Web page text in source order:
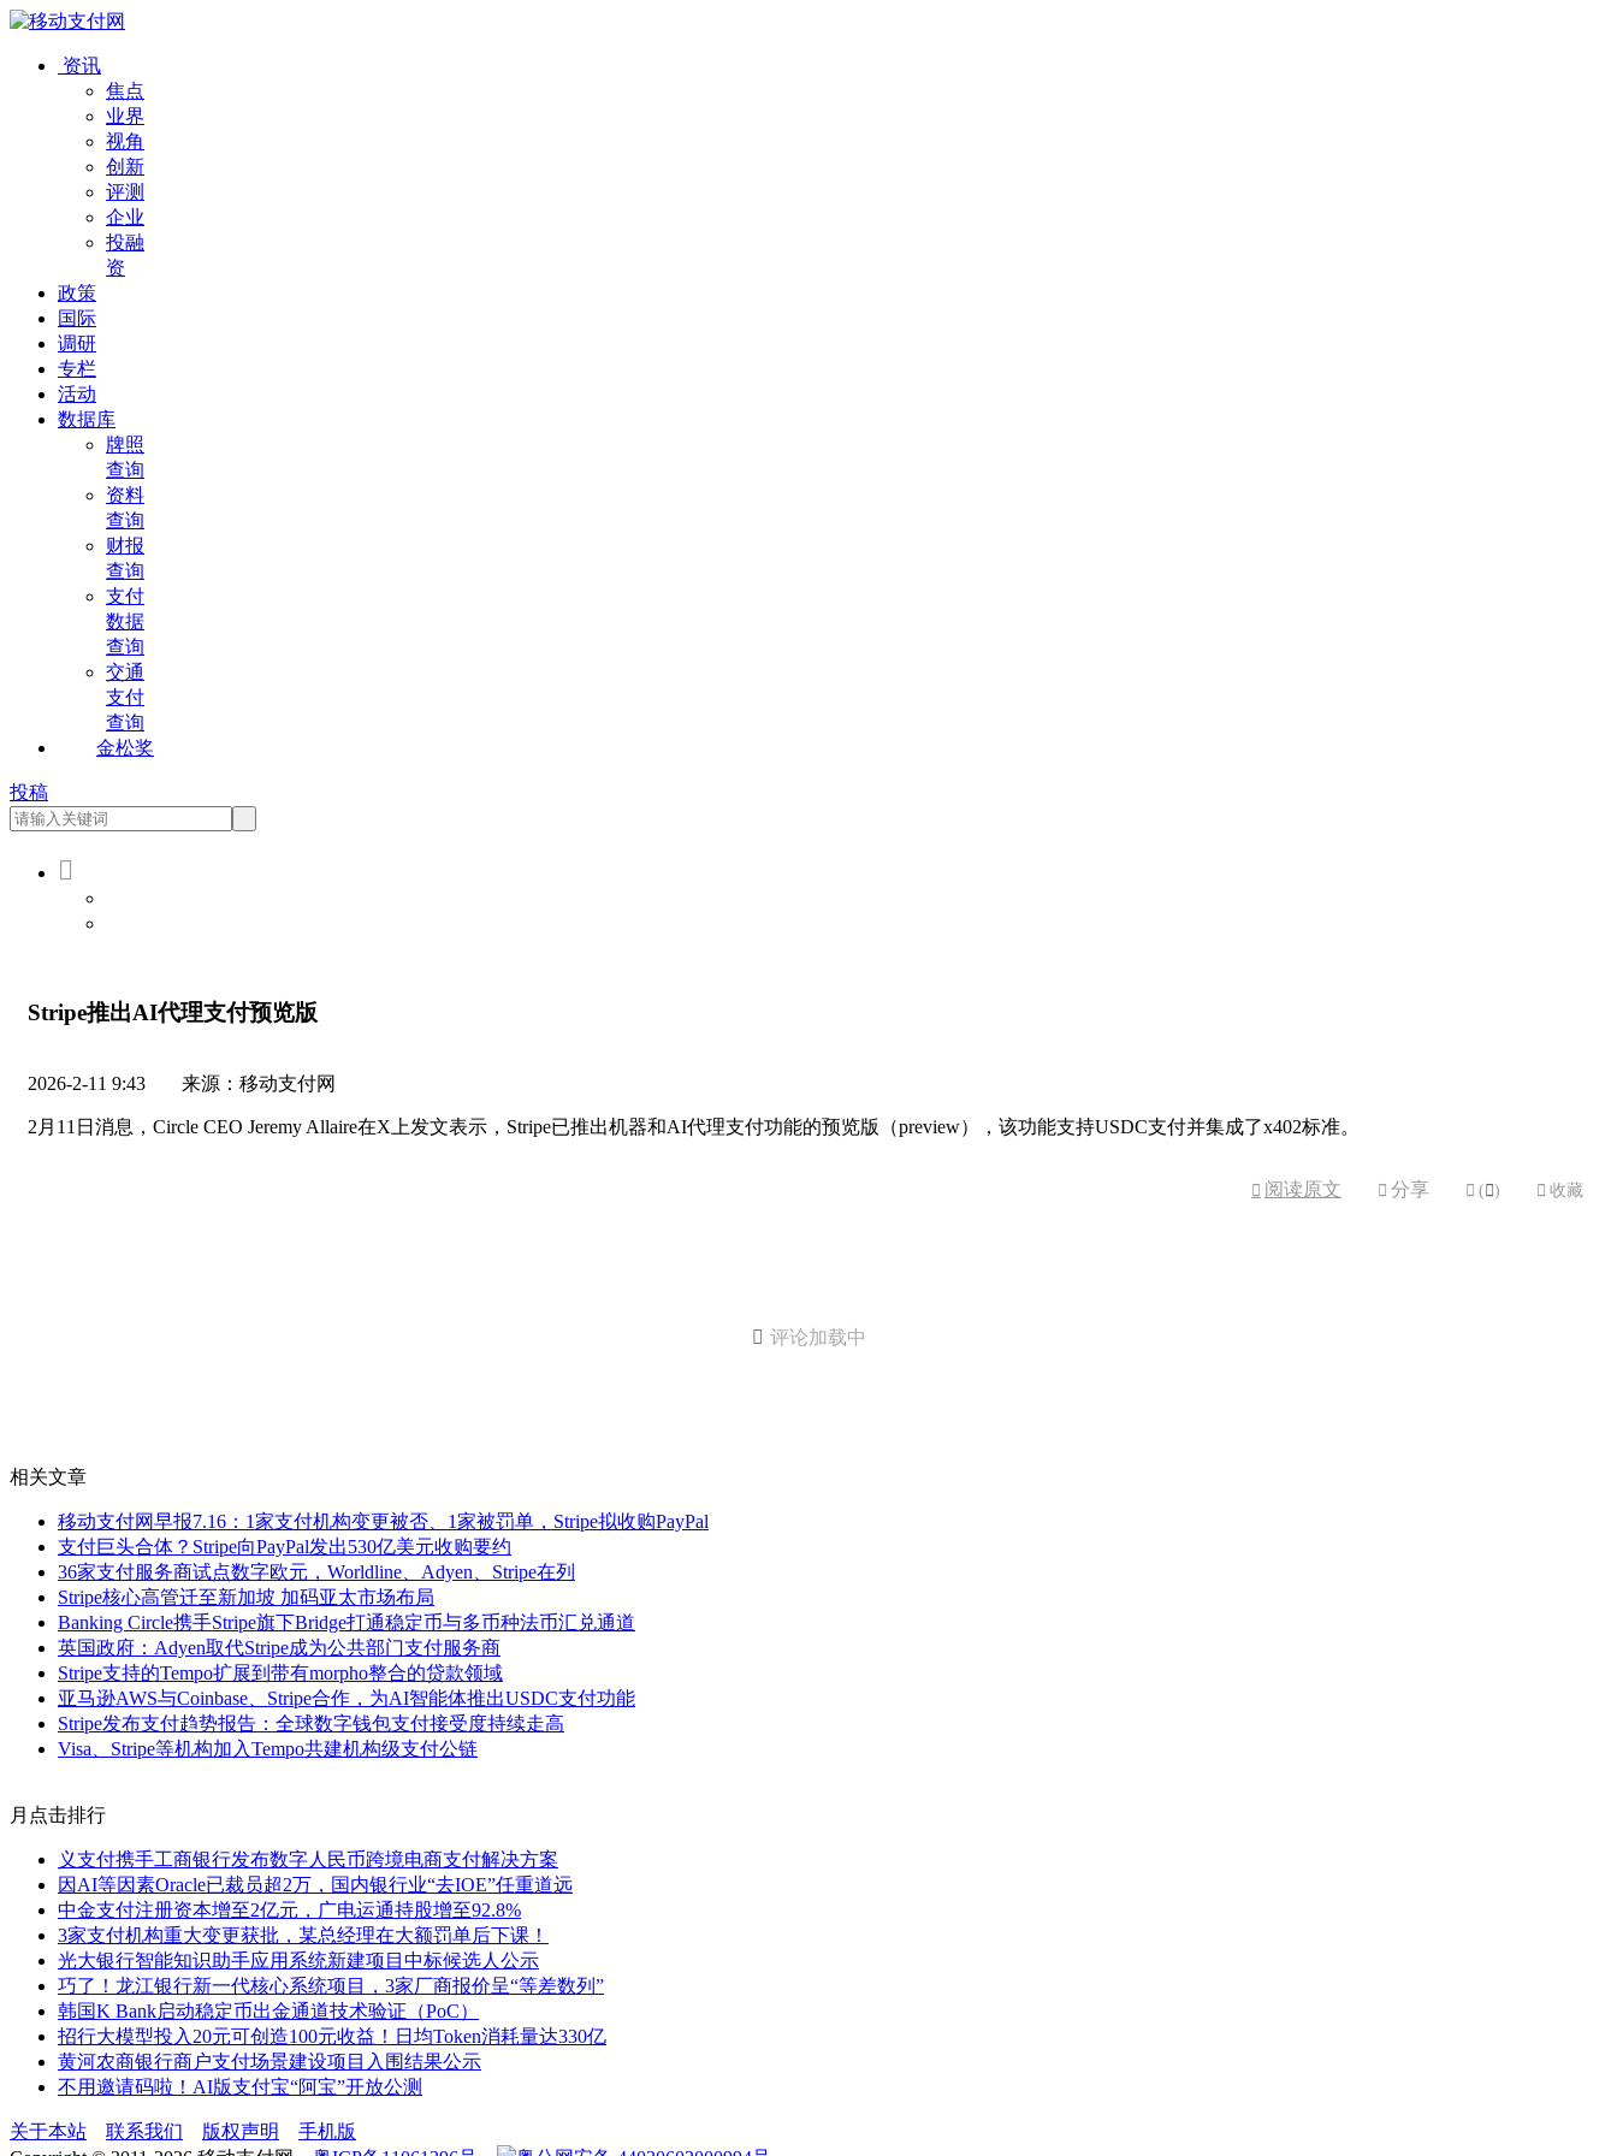
资讯
焦点
业界
视角
创新
评测
企业
投融
资
政策
国际
调研
专栏
活动
数据库
牌照
查询
资料
查询
财报
查询
支付
数据
查询
交通
支付
查询
金松奖
投稿

Stripe推出AI代理支付预览版
2026-2-11 9:43 来源：移动支付网
2月11日消息，Circle CEO Jeremy Allaire在X上发文表示，Stripe已推出机器和AI代理支付功能的预览版（preview），该功能支持USDC支付并集成了x402标准。
 阅读原文  分享  ( )  收藏
 评论加载中
相关文章
移动支付网早报7.16：1家支付机构变更被否、1家被罚单，Stripe拟收购PayPal
支付巨头合体？Stripe向PayPal发出530亿美元收购要约
36家支付服务商试点数字欧元，Worldline、Adyen、Stripe在列
Stripe核心高管迁至新加坡 加码亚太市场布局
Banking Circle携手Stripe旗下Bridge打通稳定币与多币种法币汇兑通道
英国政府：Adyen取代Stripe成为公共部门支付服务商
Stripe支持的Tempo扩展到带有morpho整合的贷款领域
亚马逊AWS与Coinbase、Stripe合作，为AI智能体推出USDC支付功能
Stripe发布支付趋势报告：全球数字钱包支付接受度持续走高
Visa、Stripe等机构加入Tempo共建机构级支付公链
月点击排行
义支付携手工商银行发布数字人民币跨境电商支付解决方案
因AI等因素Oracle已裁员超2万，国内银行业“去IOE”任重道远
中金支付注册资本增至2亿元，广电运通持股增至92.8%
3家支付机构重大变更获批，某总经理在大额罚单后下课！
光大银行智能知识助手应用系统新建项目中标候选人公示
巧了！龙江银行新一代核心系统项目，3家厂商报价呈“等差数列”
韩国K Bank启动稳定币出金通道技术验证（PoC）
招行大模型投入20元可创造100元收益！日均Token消耗量达330亿
黄河农商银行商户支付场景建设项目入围结果公示
不用邀请码啦！AI版支付宝“阿宝”开放公测
关于本站 联系我们 版权声明
手机版